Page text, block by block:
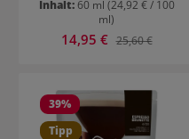
Inhalt: 60 ml (24,92 € / 100
ml)
Verkaufspreis:
14,95 € Regulärer Preis:
25,60 €
39%
Tipp